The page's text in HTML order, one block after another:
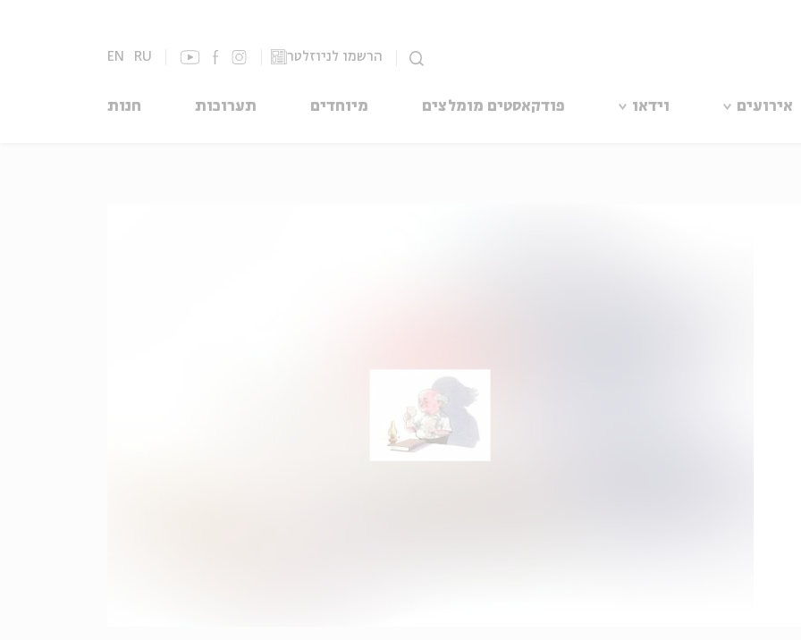
הרשמו לניוזלטר EN RU
אירועים וידאו פודקאסטים מומלצים מיוחדים תערוכות חנות